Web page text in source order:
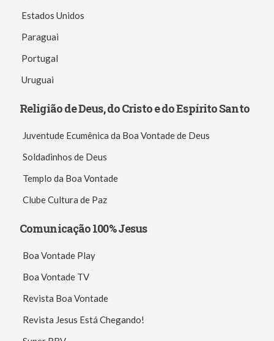
Estados Unidos
Paraguai
Portugal
Uruguai
Religião de Deus, do Cristo e do Espírito Santo
Juventude Ecumênica da Boa Vontade de Deus
Soldadinhos de Deus
Templo da Boa Vontade
Clube Cultura de Paz
Comunicação 100% Jesus
Boa Vontade Play
Boa Vontade TV
Revista Boa Vontade
Revista Jesus Está Chegando!